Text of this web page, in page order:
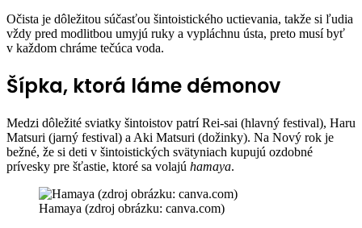
Očista je dôležitou súčasťou šintoistického uctievania, takže si ľudia
vždy pred modlitbou umyjú ruky a vypláchnu ústa, preto musí byť
v každom chráme tečúca voda.
Šípka, ktorá láme démonov
Medzi dôležité sviatky šintoistov patrí Rei-sai (hlavný festival), Haru
Matsuri (jarný festival) a Aki Matsuri (dožinky). Na Nový rok je
bežné, že si deti v šintoistických svätyniach kupujú ozdobné
prívesky pre šťastie, ktoré sa volajú hamaya.
Hamaya (zdroj obrázku: canva.com)